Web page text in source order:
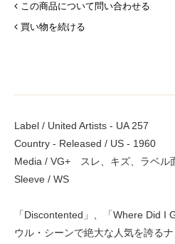
この商品について問い合わせる
買い物を続ける
Label / United Artists - UA 257
Country - Released / US - 1960
Media / VG+ スレ、キズ、ラベル
Sleeve / WS
「Discontented」、「Where Did I
ウル・シーンで絶大な人気を誇る